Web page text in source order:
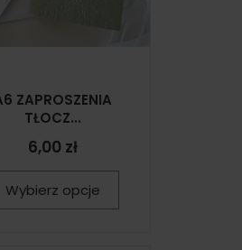
ZAPROSZENIA
TŁOCZ...
6,00 zł
Wybierz opcje